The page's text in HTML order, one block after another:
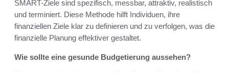
SMART-Ziele sind spezifisch, messbar, attraktiv, realistisch
und terminiert. Diese Methode hilft Individuen, ihre
finanziellen Ziele klar zu definieren und zu verfolgen, was die
finanzielle Planung effektiver gestaltet.
Wie sollte eine gesunde Budgetierung aussehen?